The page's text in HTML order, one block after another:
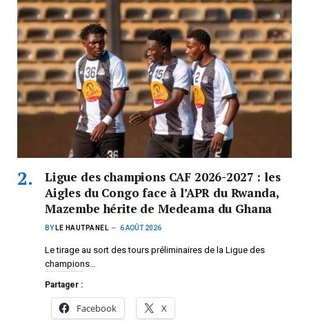
Ligue des champions CAF 2026-2027 : les
Aigles du Congo face à l’APR du Rwanda,
Mazembe hérite de Medeama du Ghana
BY LE HAUTPANEL 6 AOÛT 2026
Le tirage au sort des tours préliminaires de la Ligue des
champions…
Partager :
Facebook X